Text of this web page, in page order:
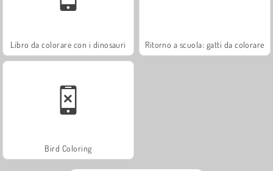
Libro da colorare con i dinosauri Ritorno a scuola: gatti da colorare
Bird Coloring